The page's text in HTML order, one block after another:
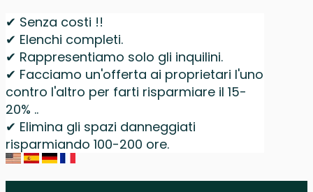
✔ Senza costi !!
✔ Elenchi completi.
✔ Rappresentiamo solo gli inquilini.
✔ Facciamo un'offerta ai proprietari l'uno
contro l'altro per farti risparmiare il 15-
20% ..
✔ Elimina gli spazi danneggiati
risparmiando 100-200 ore.